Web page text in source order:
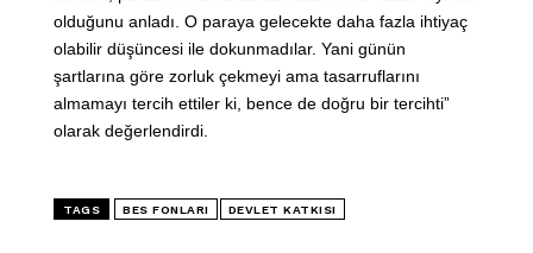
olduğunu anladı. O paraya gelecekte daha fazla ihtiyaç
olabilir düşüncesi ile dokunmadılar. Yani günün
şartlarına göre zorluk çekmeyi ama tasarruflarını
almamayı tercih ettiler ki, bence de doğru bir tercihti”
olarak değerlendirdi.
TAGS BES FONLARI DEVLET KATKISI